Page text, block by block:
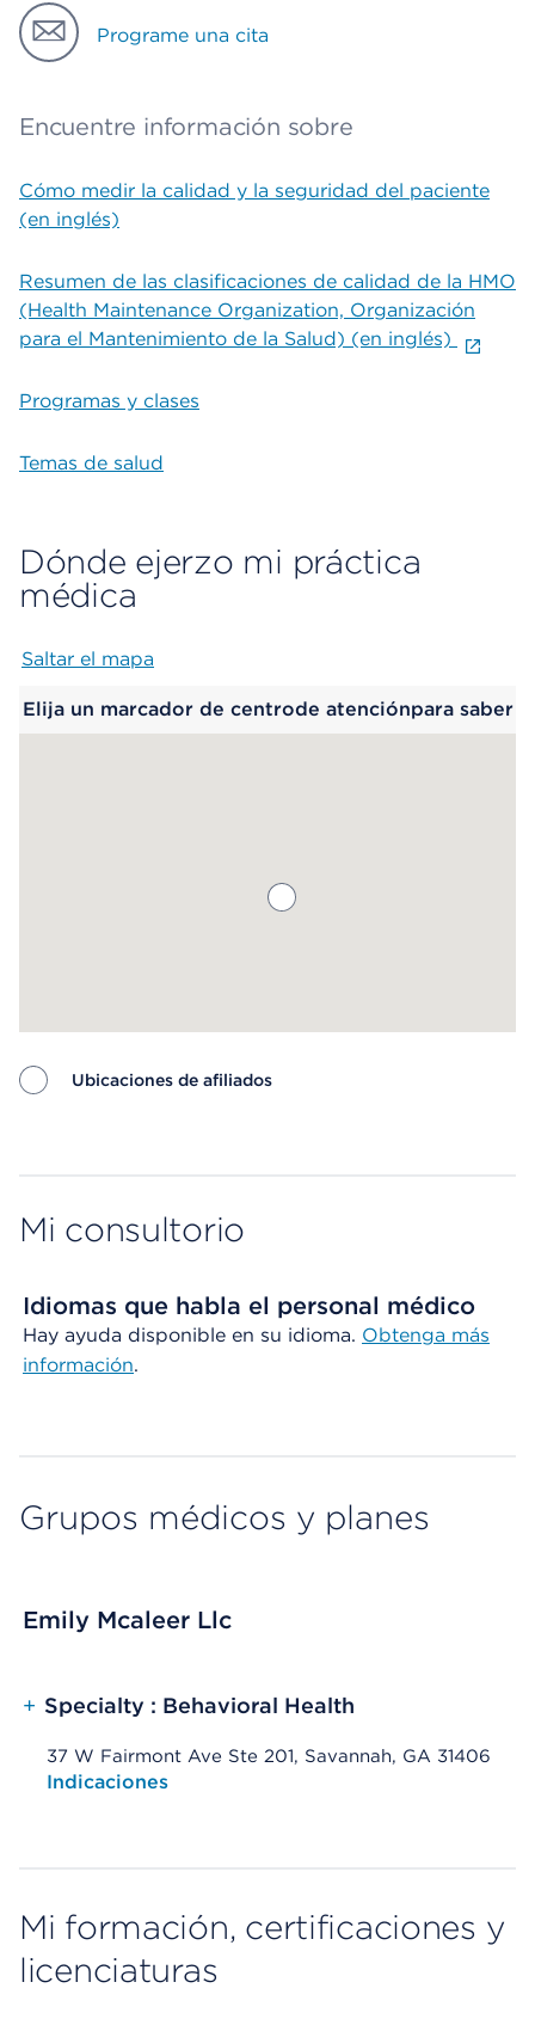
Programe una cita
Encuentre información sobre
Cómo medir la calidad y la seguridad del paciente
(en inglés)
Resumen de las clasificaciones de calidad de la HMO
(Health Maintenance Organization, Organización
para el Mantenimiento de la Salud) (en inglés)
Programas y clases
Temas de salud
Dónde ejerzo mi práctica
médica
Saltar el mapa
Elija un marcador de centrode atenciónpara saber
Ubicaciones de afiliados
Mi consultorio
Idiomas que habla el personal médico
Hay ayuda disponible en su idioma. Obtenga más
información.
Grupos médicos y planes
Emily Mcaleer Llc
+ Specialty : Behavioral Health
37 W Fairmont Ave Ste 201, Savannah, GA 31406
Opens native map application on mobile devices
Indicaciones
Mi formación, certificaciones y
licenciaturas